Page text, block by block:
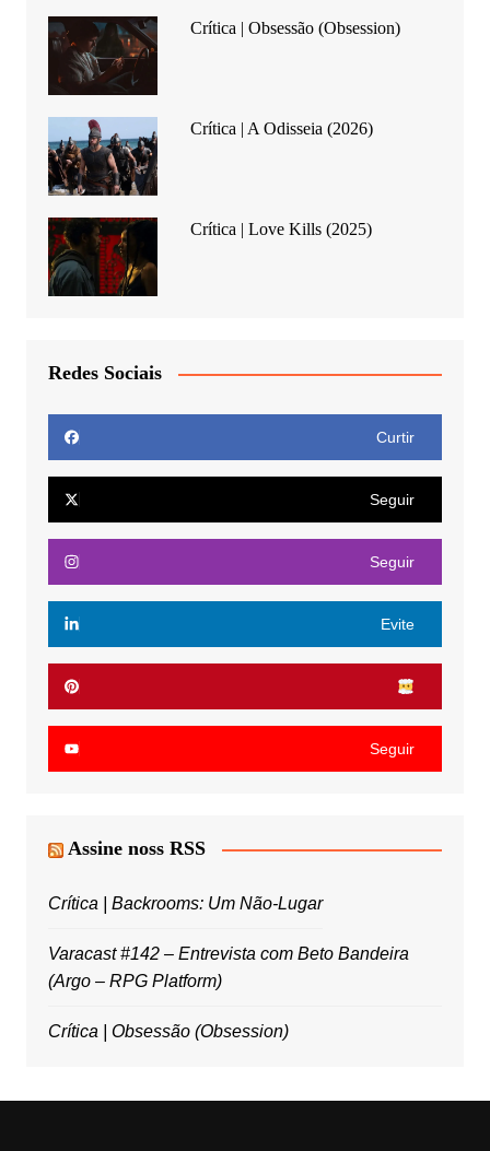
Crítica | Obsessão (Obsession)
Crítica | A Odisseia (2026)
Crítica | Love Kills (2025)
Redes Sociais
Curtir
Seguir
Seguir
Evite
Seguir
Assine noss RSS
Crítica | Backrooms: Um Não-Lugar
Varacast #142 – Entrevista com Beto Bandeira
(Argo – RPG Platform)
Crítica | Obsessão (Obsession)